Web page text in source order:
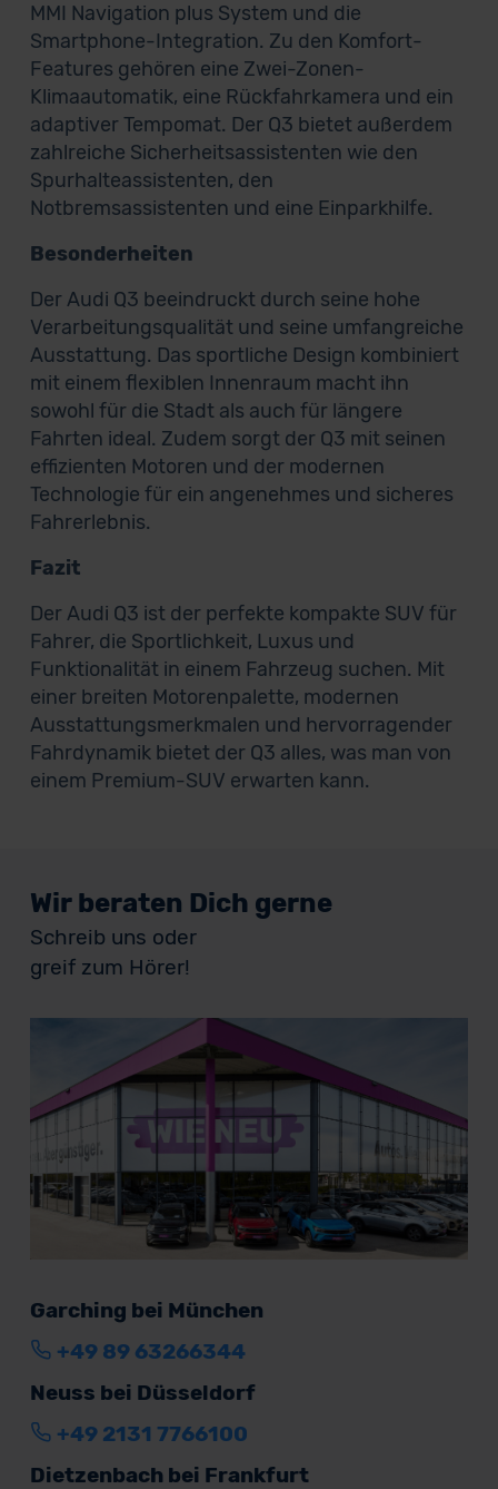
MMI Navigation plus System und die
Smartphone-Integration. Zu den Komfort-
Features gehören eine Zwei-Zonen-
Klimaautomatik, eine Rückfahrkamera und ein
adaptiver Tempomat. Der Q3 bietet außerdem
zahlreiche Sicherheitsassistenten wie den
Spurhalteassistenten, den
Notbremsassistenten und eine Einparkhilfe.
Besonderheiten
Der Audi Q3 beeindruckt durch seine hohe
Verarbeitungsqualität und seine umfangreiche
Ausstattung. Das sportliche Design kombiniert
mit einem flexiblen Innenraum macht ihn
sowohl für die Stadt als auch für längere
Fahrten ideal. Zudem sorgt der Q3 mit seinen
effizienten Motoren und der modernen
Technologie für ein angenehmes und sicheres
Fahrerlebnis.
Fazit
Der Audi Q3 ist der perfekte kompakte SUV für
Fahrer, die Sportlichkeit, Luxus und
Funktionalität in einem Fahrzeug suchen. Mit
einer breiten Motorenpalette, modernen
Ausstattungsmerkmalen und hervorragender
Fahrdynamik bietet der Q3 alles, was man von
einem Premium-SUV erwarten kann.
Wir beraten Dich gerne
Schreib uns oder
greif zum Hörer!
Garching bei München
+49 89 63266344
Neuss bei Düsseldorf
+49 2131 7766100
Dietzenbach bei Frankfurt